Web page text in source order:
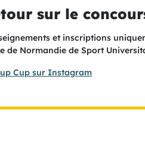
sur le
et inscriptions
de Normandie de Sport
Cup sur Instagram